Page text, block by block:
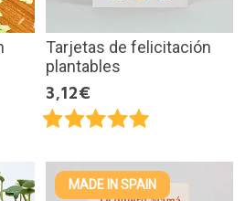
Tarjetas de felicitación
plantables
3,12€
MADE IN SPAIN